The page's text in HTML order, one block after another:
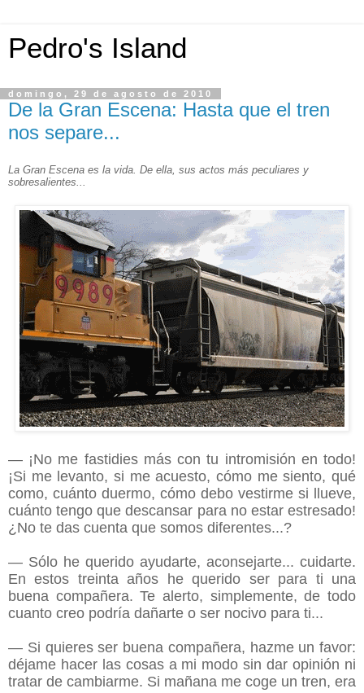
Pedro's Island
domingo, 29 de agosto de 2010
De la Gran Escena: Hasta que el tren
nos separe...
La Gran Escena es la vida. De ella, sus actos más peculiares y
sobresalientes...
— ¡No me fastidies más con tu intromisión en todo!
¡Si me levanto, si me acuesto, cómo me siento, qué
como, cuánto duermo, cómo debo vestirme si llueve,
cuánto tengo que descansar para no estar estresado!
¿No te das cuenta que somos diferentes...?
— Sólo he querido ayudarte, aconsejarte... cuidarte.
En estos treinta años he querido ser para ti una
buena compañera. Te alerto, simplemente, de todo
cuanto creo podría dañarte o ser nocivo para ti...
— Si quieres ser buena compañera, hazme un favor:
déjame hacer las cosas a mi modo sin dar opinión ni
tratar de cambiarme. Si mañana me coge un tren, era